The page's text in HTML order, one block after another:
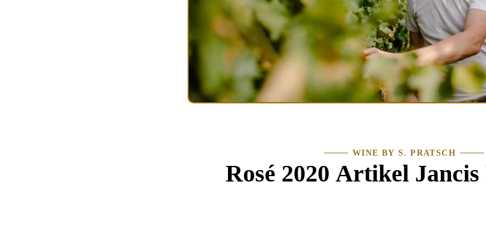
WINE BY S. PRATSCH
Rosé 2020 Artikel